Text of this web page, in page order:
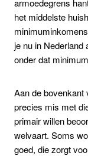
armoedegrens
het middelste
je nu in Nederland
onder dat
Aan de bovenkant
precies mis met
primair willen
welvaart. Soms
goed, die zorgt